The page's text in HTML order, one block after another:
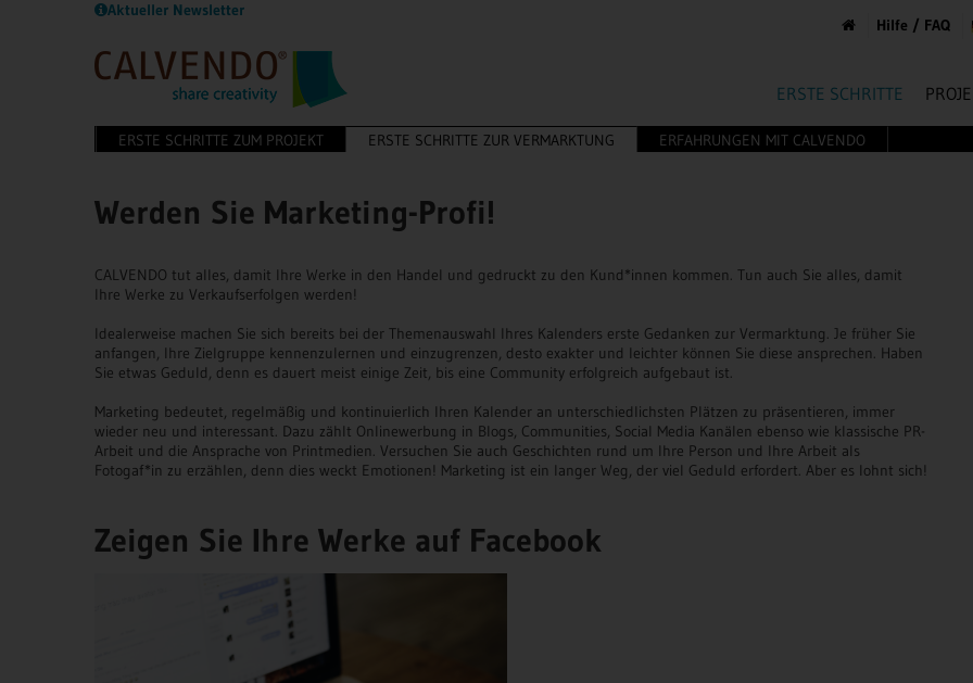
Aktueller Newsletter
Hilfe / FAQ
ERSTE SCHRITTE
ERSTE SCHRITTE ZUM PROJEKT ERSTE SCHRITTE ZUR VERMARKTUNG ERFAHRUNGEN MIT CALVENDO
Werden Sie Marketing-Profi!
CALVENDO tut alles, damit Ihre Werke in den Handel und gedruckt zu den Kund*innen kommen. Tun auch Sie alles, damit
Ihre Werke zu Verkaufserfolgen werden!
Idealerweise machen Sie sich bereits bei der Themenauswahl Ihres Kalenders erste Gedanken zur Vermarktung. Je früher Sie
anfangen, Ihre Zielgruppe kennenzulernen und einzugrenzen, desto exakter und leichter können Sie diese ansprechen. Haben
Sie etwas Geduld, denn es dauert meist einige Zeit, bis eine Community erfolgreich aufgebaut ist.
Marketing bedeutet, regelmäßig und kontinuierlich Ihren Kalender an unterschiedlichsten Plätzen zu präsentieren, immer
wieder neu und interessant. Dazu zählt Onlinewerbung in Blogs, Communities, Social Media Kanälen ebenso wie klassische PR-
Arbeit und die Ansprache von Printmedien. Versuchen Sie auch Geschichten rund um Ihre Person und Ihre Arbeit als
Fotogaf*in zu erzählen, denn dies weckt Emotionen! Marketing ist ein langer Weg, der viel Geduld erfordert. Aber es lohnt sich!
Zeigen Sie Ihre Werke auf Facebook